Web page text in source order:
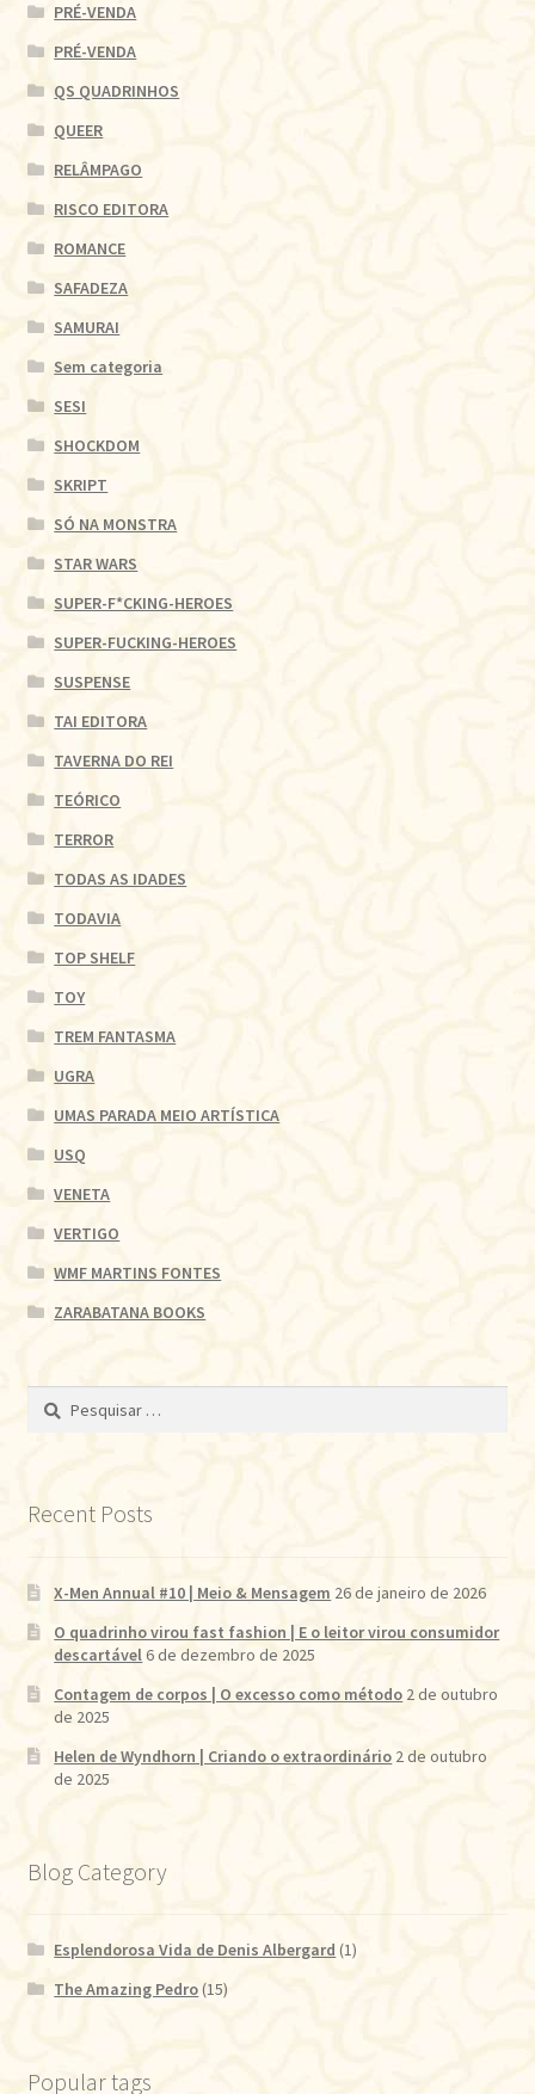
PRÉ-VENDA
PRÉ-VENDA
QS QUADRINHOS
QUEER
RELÂMPAGO
RISCO EDITORA
ROMANCE
SAFADEZA
SAMURAI
Sem categoria
SESI
SHOCKDOM
SKRIPT
SÓ NA MONSTRA
STAR WARS
SUPER-F*CKING-HEROES
SUPER-FUCKING-HEROES
SUSPENSE
TAI EDITORA
TAVERNA DO REI
TEÓRICO
TERROR
TODAS AS IDADES
TODAVIA
TOP SHELF
TOY
TREM FANTASMA
UGRA
UMAS PARADA MEIO ARTÍSTICA
USQ
VENETA
VERTIGO
WMF MARTINS FONTES
ZARABATANA BOOKS
Pesquisar
Recent Posts
X-Men Annual #10 | Meio & Mensagem 26 de janeiro de 2026
O quadrinho virou fast fashion | E o leitor virou consumidor
descartável 6 de dezembro de 2025
Contagem de corpos | O excesso como método 2 de outubro
de 2025
Helen de Wyndhorn | Criando o extraordinário 2 de outubro
de 2025
Blog Category
Esplendorosa Vida de Denis Albergard (1)
The Amazing Pedro(15)
Popular tags